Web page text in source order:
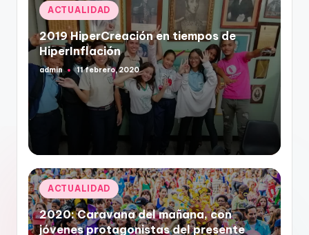
Publicado
en
ACTUALIDAD
2019 HiperCreación en tiempos de
HiperInflación
Publicado
por
admin 11 febrero, 2020
Publicado
en
ACTUALIDAD
2020: Caravana del mañana, con
jóvenes protagonistas del presente